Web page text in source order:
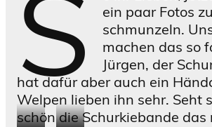
S
ein paar Fotos
schmunzeln.
machen das so
Jürgen, der
hat dafür aber auch ein
Welpen lieben ihn sehr. Seht
schön die Schurkiebande das